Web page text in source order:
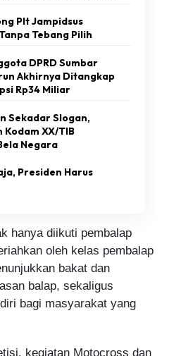
Plt Jampidsus
Tebang Pilih
DPRD Sumbar
Akhirnya Ditangkap
Rp34 Miliar
Sekadar Slogan,
Kodam XX/TIB
Negara
Presiden Harus
hanya diikuti pembalap
oleh kelas pembalap
bakat dan
balap, sekaligus
bagi masyarakat yang
kegiatan Motocross dan